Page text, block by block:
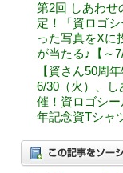
第2回 しあわせ
定！「資ロゴ
った写真をXに
が当たる♪【～
【資さん50周
6/30（火）、
催！資ロゴシ
年記念資Tシャ